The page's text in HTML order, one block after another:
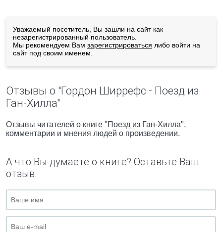
Уважаемый посетитель, Вы зашли на сайт как
незарегистрированный пользователь.
Мы рекомендуем Вам зарегистрироваться либо войти на
сайт под своим именем.
Отзывы о "Гордон Ширрефс - Поезд из
Ган-Хилла"
Отзывы читателей о книге "Поезд из Ган-Хилла",
комментарии и мнения людей о произведении.
А что Вы думаете о книге? Оставьте Ваш
отзыв.